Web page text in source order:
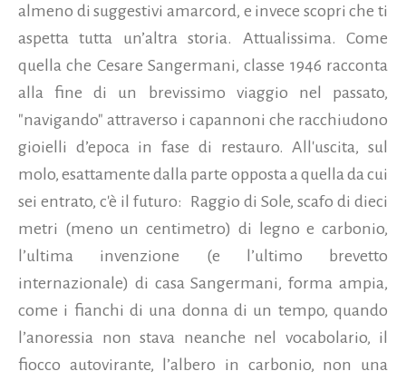
almeno di suggestivi amarcord, e invece scopri che ti
aspetta tutta un’altra storia. Attualissima. Come
quella che Cesare Sangermani, classe 1946 racconta
alla fine di un brevissimo viaggio nel passato,
"navigando" attraverso i capannoni che racchiudono
gioielli d’epoca in fase di restauro. All'uscita, sul
molo, esattamente dalla parte opposta a quella da cui
sei entrato, c'è il futuro: Raggio di Sole, scafo di dieci
metri (meno un centimetro) di legno e carbonio,
l’ultima invenzione (e l’ultimo brevetto
internazionale) di casa Sangermani, forma ampia,
come i fianchi di una donna di un tempo, quando
l’anoressia non stava neanche nel vocabolario, il
fiocco autovirante, l’albero in carbonio, non una